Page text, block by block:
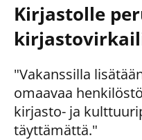
Kirjastolle
"Vakanssilla
omaavaa
kirjasto- ja
täyttämättä."